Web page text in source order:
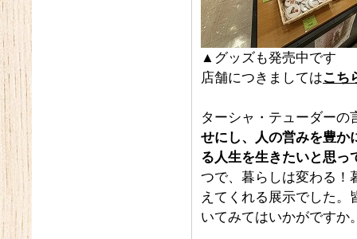
▲グッズも発売中です
店舗につきましてはこち
ターシャ・テューダーの
せにし、人の営みを豊か
る人生を生きたいと思っ
つで、暮らしは変わる！
えてくれる展示でした
いてみてはいかがですか